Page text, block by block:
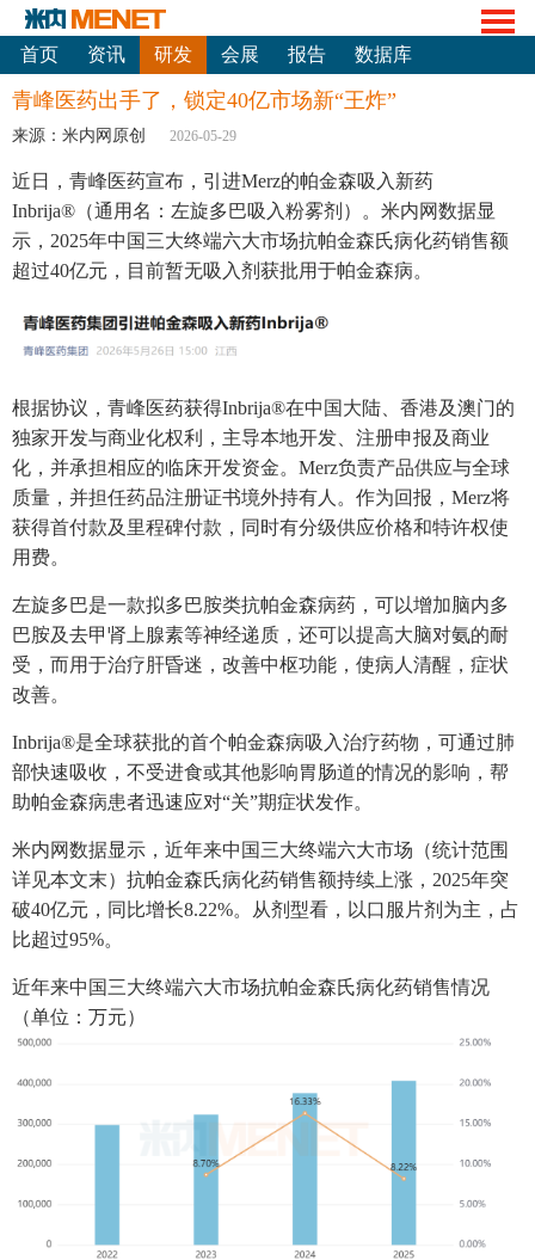
首页 资讯 研发 会展 报告 数据库
青峰医药出手了，锁定40亿市场新“王炸”
来源：米内网原创 2026-05-29
近日，青峰医药宣布，引进Merz的帕金森吸入新药
Inbrija®（通用名：左旋多巴吸入粉雾剂）。米内网数据显
示，2025年中国三大终端六大市场抗帕金森氏病化药销售额
超过40亿元，目前暂无吸入剂获批用于帕金森病。
根据协议，青峰医药获得Inbrija®在中国大陆、香港及澳门的
独家开发与商业化权利，主导本地开发、注册申报及商业
化，并承担相应的临床开发资金。Merz负责产品供应与全球
质量，并担任药品注册证书境外持有人。作为回报，Merz将
获得首付款及里程碑付款，同时有分级供应价格和特许权使
用费。
左旋多巴是一款拟多巴胺类抗帕金森病药，可以增加脑内多
巴胺及去甲肾上腺素等神经递质，还可以提高大脑对氨的耐
受，而用于治疗肝昏迷，改善中枢功能，使病人清醒，症状
改善。
Inbrija®是全球获批的首个帕金森病吸入治疗药物，可通过肺
部快速吸收，不受进食或其他影响胃肠道的情况的影响，帮
助帕金森病患者迅速应对“关”期症状发作。
米内网数据显示，近年来中国三大终端六大市场（统计范围
详见本文末）抗帕金森氏病化药销售额持续上涨，2025年突
破40亿元，同比增长8.22%。从剂型看，以口服片剂为主，占
比超过95%。
近年来中国三大终端六大市场抗帕金森氏病化药销售情况
（单位：万元）